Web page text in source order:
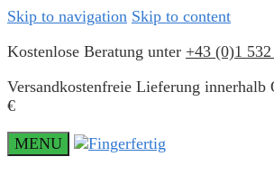
Skip to navigation Skip to content
Kostenlose Beratung unter +43 (0)1
Versandkostenfreie Lieferung innerhalb
€
MENU